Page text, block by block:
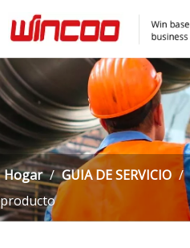
Hogar / GUIA DE SERVICIO /
producto